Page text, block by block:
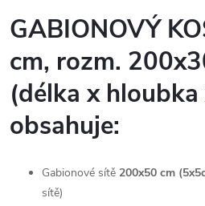
GABIONOVÝ
cm, rozm.
(délka x hloubka
obsahuje:
Gabionové sítě 200x50 cm
sítě)